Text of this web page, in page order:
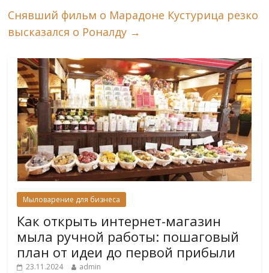
Снявший фильм о Марадоне Кустурица резко
высказался о Роналду →
Мыловарение для бизнеса
Как открыть интернет-магазин
мыла ручной работы: пошаговый
план от идеи до первой прибыли
23.11.2024 admin